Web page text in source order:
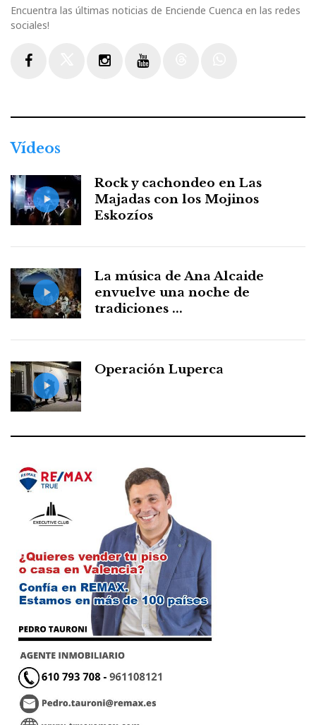
Encuentra las últimas noticias de Enciende Cuenca en las redes
sociales!
Vídeos
Rock y cachondeo en Las
Majadas con los Mojinos
Eskozíos
La música de Ana Alcaide
envuelve una noche de
tradiciones ...
Operación Luperca